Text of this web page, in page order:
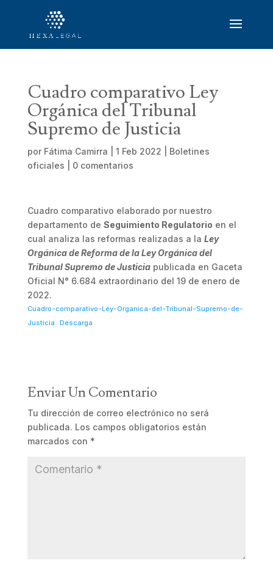
Cuadro comparativo Ley
Orgánica del Tribunal
Supremo de Justicia
por Fátima Camirra 1 Feb 2022
Boletines
oficiales
0 comentarios
Cuadro comparativo elaborado por nuestro
departamento de Seguimiento Regulatorio en el
cual analiza las reformas realizadas a la Ley
Orgánica de Reforma de la Ley Orgánica del
Tribunal Supremo de Justiciapublicada en Gaceta
Oficial N° 6.684 extraordinario del 19 de enero de
2022.
Cuadro-comparativo-Ley-Organica-del-Tribunal-Supremo-de-
Justicia
Descarga
Enviar Un Comentario
Tu dirección de correo electrónico no será
publicada. Los campos obligatorios están
marcados con *